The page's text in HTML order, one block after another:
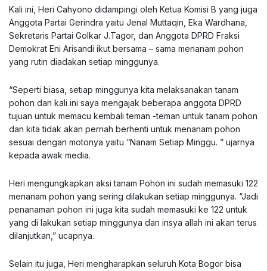
Kali ini, Heri Cahyono didampingi oleh Ketua Komisi B yang juga
Anggota Partai Gerindra yaitu Jenal Muttaqin, Eka Wardhana,
Sekretaris Partai Golkar J.Tagor, dan Anggota DPRD Fraksi
Demokrat Eni Arisandi ikut bersama – sama menanam pohon
yang rutin diadakan setiap minggunya.
“Seperti biasa, setiap minggunya kita melaksanakan tanam
pohon dan kali ini saya mengajak beberapa anggota DPRD
tujuan untuk memacu kembali teman -teman untuk tanam pohon
dan kita tidak akan pernah berhenti untuk menanam pohon
sesuai dengan motonya yaitu “Nanam Setiap Minggu. ” ujarnya
kepada awak media.
Heri mengungkapkan aksi tanam Pohon ini sudah memasuki 122
menanam pohon yang sering dilakukan setiap minggunya. “Jadi
penanaman pohon ini juga kita sudah memasuki ke 122 untuk
yang di lakukan setiap minggunya dan insya allah ini akan terus
dilanjutkan,” ucapnya.
Selain itu juga, Heri mengharapkan seluruh Kota Bogor bisa